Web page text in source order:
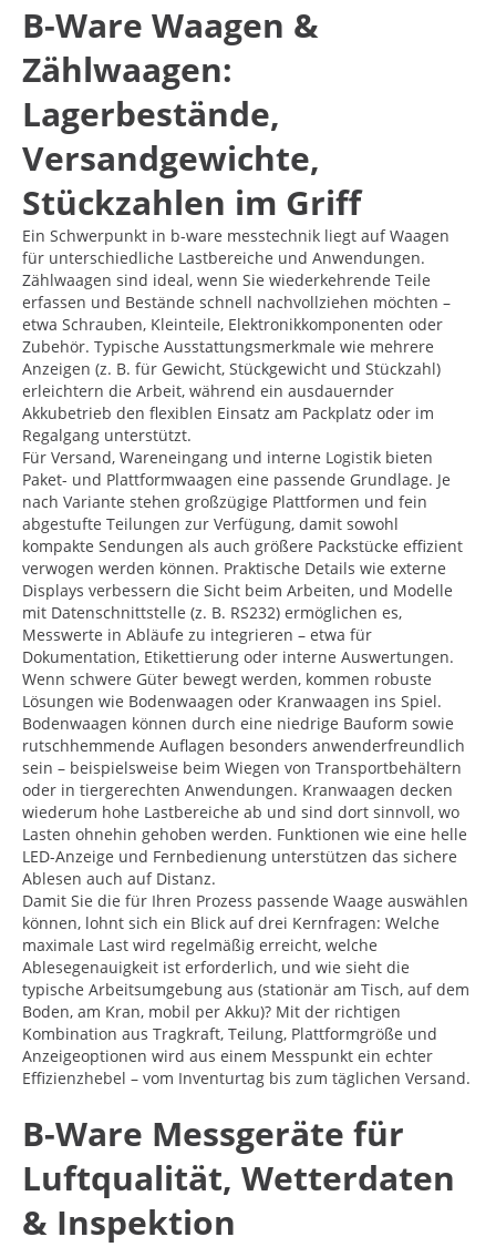
B-Ware Waagen &
Zählwaagen:
Lagerbestände,
Versandgewichte,
Stückzahlen im Griff
Ein Schwerpunkt in b-ware messtechnik liegt auf Waagen
für unterschiedliche Lastbereiche und Anwendungen.
Zählwaagen sind ideal, wenn Sie wiederkehrende Teile
erfassen und Bestände schnell nachvollziehen möchten –
etwa Schrauben, Kleinteile, Elektronikkomponenten oder
Zubehör. Typische Ausstattungsmerkmale wie mehrere
Anzeigen (z. B. für Gewicht, Stückgewicht und Stückzahl)
erleichtern die Arbeit, während ein ausdauernder
Akkubetrieb den flexiblen Einsatz am Packplatz oder im
Regalgang unterstützt.
Für Versand, Wareneingang und interne Logistik bieten
Paket- und Plattformwaagen eine passende Grundlage. Je
nach Variante stehen großzügige Plattformen und fein
abgestufte Teilungen zur Verfügung, damit sowohl
kompakte Sendungen als auch größere Packstücke effizient
verwogen werden können. Praktische Details wie externe
Displays verbessern die Sicht beim Arbeiten, und Modelle
mit Datenschnittstelle (z. B. RS232) ermöglichen es,
Messwerte in Abläufe zu integrieren – etwa für
Dokumentation, Etikettierung oder interne Auswertungen.
Wenn schwere Güter bewegt werden, kommen robuste
Lösungen wie Bodenwaagen oder Kranwaagen ins Spiel.
Bodenwaagen können durch eine niedrige Bauform sowie
rutschhemmende Auflagen besonders anwenderfreundlich
sein – beispielsweise beim Wiegen von Transportbehältern
oder in tiergerechten Anwendungen. Kranwaagen decken
wiederum hohe Lastbereiche ab und sind dort sinnvoll, wo
Lasten ohnehin gehoben werden. Funktionen wie eine helle
LED-Anzeige und Fernbedienung unterstützen das sichere
Ablesen auch auf Distanz.
Damit Sie die für Ihren Prozess passende Waage auswählen
können, lohnt sich ein Blick auf drei Kernfragen: Welche
maximale Last wird regelmäßig erreicht, welche
Ablesegenauigkeit ist erforderlich, und wie sieht die
typische Arbeitsumgebung aus (stationär am Tisch, auf dem
Boden, am Kran, mobil per Akku)? Mit der richtigen
Kombination aus Tragkraft, Teilung, Plattformgröße und
Anzeigeoptionen wird aus einem Messpunkt ein echter
Effizienzhebel – vom Inventurtag bis zum täglichen Versand.
B-Ware Messgeräte für
Luftqualität, Wetterdaten
& Inspektion